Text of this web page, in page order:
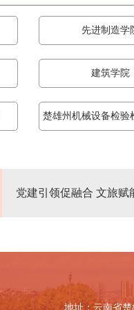
先进制造学
建筑学院
楚雄州机械设备检验
党建引领促融合 文旅
地址：云南省